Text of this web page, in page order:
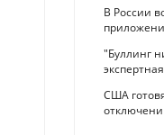
В России
"Буллинг
США